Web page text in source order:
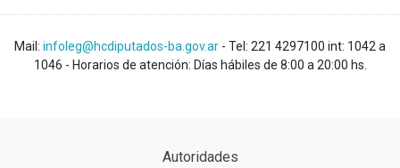
Mail: infoleg@hcdiputados-ba.gov.ar - Tel: 221 4297100 int: 1042 a
1046 - Horarios de atención: Días hábiles de 8:00 a 20:00 hs.
Autoridades